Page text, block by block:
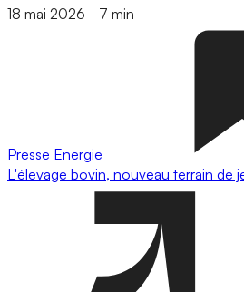
18 mai 2026 - 7 min
Presse Energie
L'élevage bovin, nouveau terrain de